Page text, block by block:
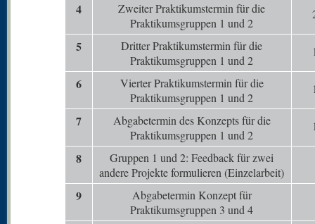
4
Zweiter Praktikumstermin für die
Praktikumsgruppen 1 und 2
5
Dritter Praktikumstermin für die
Praktikumsgruppen 1 und 2
6
Vierter Praktikumstermin für die
Praktikumsgruppen 1 und 2
7
Abgabetermin des Konzepts für die
Praktikumsgruppen 1 und 2
8
Gruppen 1 und 2: Feedback für zwei
andere Projekte formulieren (Einzelarbeit)
9
Abgabetermin Konzept für
Praktikumsgruppen 3 und 4